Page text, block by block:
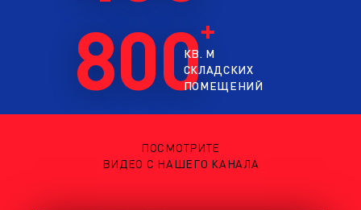
800
КВ. М
СКЛАДСКИХ
ПОМЕЩЕНИЙ
ПОСМОТРИТЕ
ВИДЕО С НАШЕГО КАНАЛА